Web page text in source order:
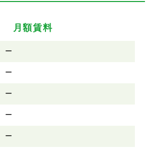
月額賃料
ー
ー
ー
ー
ー